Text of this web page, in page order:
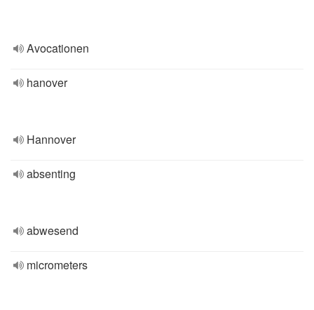
Avocationen
hanover
Hannover
absenting
abwesend
micrometers